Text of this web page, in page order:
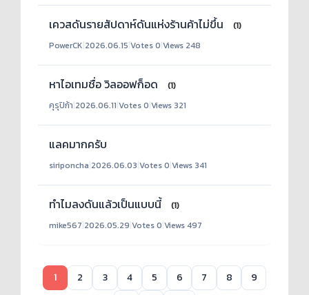
เควสดันรายสัปดาห์ดันแห่งร้านค้าไม่ขึ้น
(1)
PowerCK|2026.06.15|Votes 0|Views 248
หาไอเทมชื่อ วิลออฟก็อด
(1)
คุรุปิก้า|2026.06.11|Votes 0|Views 321
แลคมากครับ
siriponcha|2026.06.03|Votes 0|Views 341
ทำไมลงดันแล้วเป็นแบบนี้
(1)
mike567|2026.05.29|Votes 0|Views 497
1 2 3 4 5 6 7 8 9